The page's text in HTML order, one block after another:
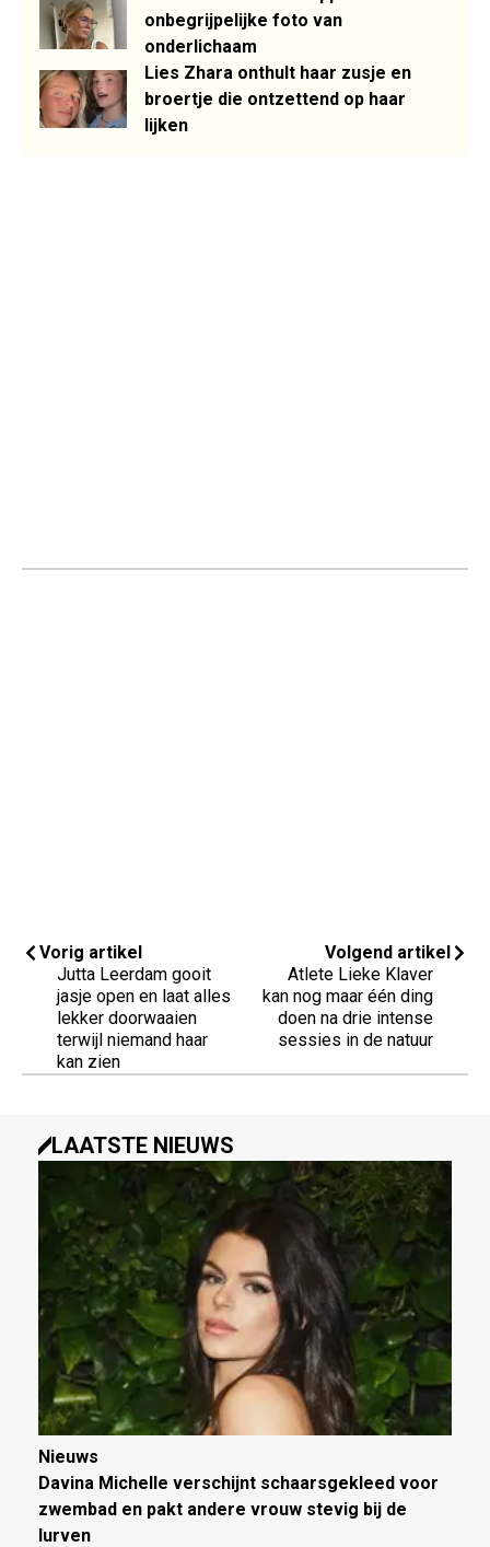
onbegrijpelijke foto van
onderlichaam
Lies Zhara onthult haar zusje en
broertje die ontzettend op haar
lijken
Vorig artikel
Jutta Leerdam gooit
jasje open en laat alles
lekker doorwaaien
terwijl niemand haar
kan zien
Volgend artikel
Atlete Lieke Klaver
kan nog maar één ding
doen na drie intense
sessies in de natuur
LAATSTE NIEUWS
Nieuws
Davina Michelle verschijnt schaarsgekleed voor
zwembad en pakt andere vrouw stevig bij de
lurven